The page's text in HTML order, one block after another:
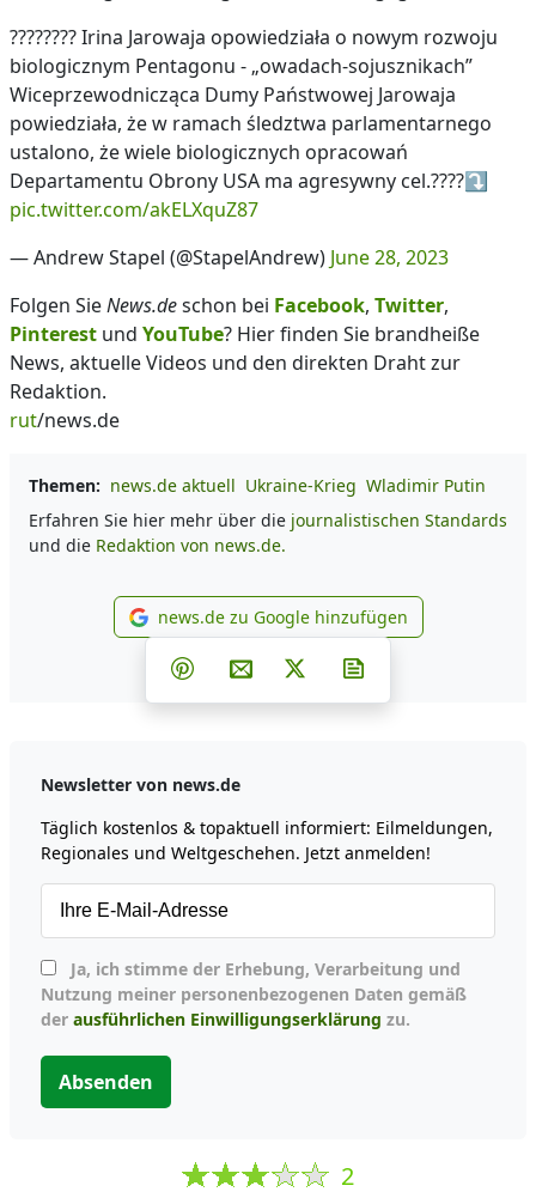
???????? Irina Jarowaja opowiedziała o nowym rozwoju
biologicznym Pentagonu - „owadach-sojusznikach”
Wiceprzewodnicząca Dumy Państwowej Jarowaja
powiedziała, że w ramach śledztwa parlamentarnego
ustalono, że wiele biologicznych opracowań
Departamentu Obrony USA ma agresywny cel.????⤵️
pic.twitter.com/akELXquZ87
— Andrew Stapel (@StapelAndrew) June 28, 2023
Folgen SieNews.deschon bei Facebook, Twitter,
Pinterest und YouTube? Hier finden Sie brandheiße
News, aktuelle Videos und den direkten Draht zur
Redaktion.
rut/news.de
Themen: news.de aktuell Ukraine-Krieg Wladimir Putin
Erfahren Sie hier mehr über die journalistischen Standards
und die Redaktion von news.de.
news.de zu Google
news.de zu Google hinzufügen
Teilen auf Facebook
Teilen auf Whatsapp
Teilen auf Telegram
Teilen auf Pinterest
Per E-Mail teilen
Post auf X
Newsletter von news.de
Täglich kostenlos & topaktuell informiert: Eilmeldungen,
Regionales und Weltgeschehen. Jetzt anmelden!
Nutzung meiner personenbezogenen Daten gemäß
der ausführlichen Einwilligungserklärung zu.
Absenden
2